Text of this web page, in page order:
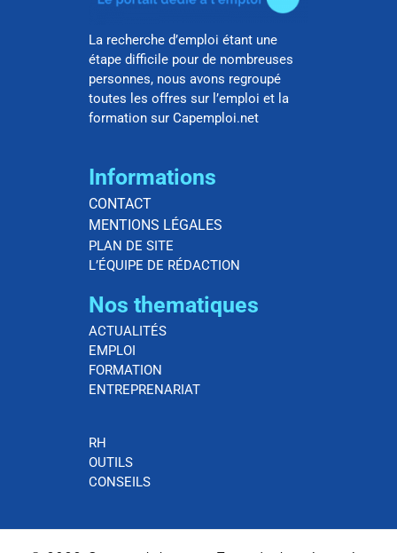
La recherche d’emploi étant une
étape difficile pour de nombreuses
personnes, nous avons regroupé
toutes les offres sur l’emploi et la
formation sur Capemploi.net
Informations
CONTACT
MENTIONS LÉGALES
PLAN DE SITE
L’ÉQUIPE DE RÉDACTION
Nos thematiques
ACTUALITÉS
EMPLOI
FORMATION
ENTREPRENARIAT
RH
OUTILS
CONSEILS